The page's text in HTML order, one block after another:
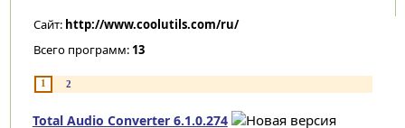
Сайт: http://www.coolutils.com/ru/
Всего программ: 13
1 2
Total Audio Converter 6.1.0.274